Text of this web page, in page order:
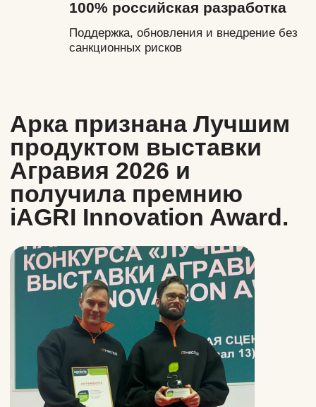
Разрабатываем и тестируем
продукты в специально
оборудованных лабораториях
совместно с научными
командами МФТИ
Увеличивают удой, снижают себестоимость и
возвращают контроль над фермой.
Наши продукты
Все продукты Маслов Групп протестированы
на собственной ферме СПА(к) “Кузьминский”